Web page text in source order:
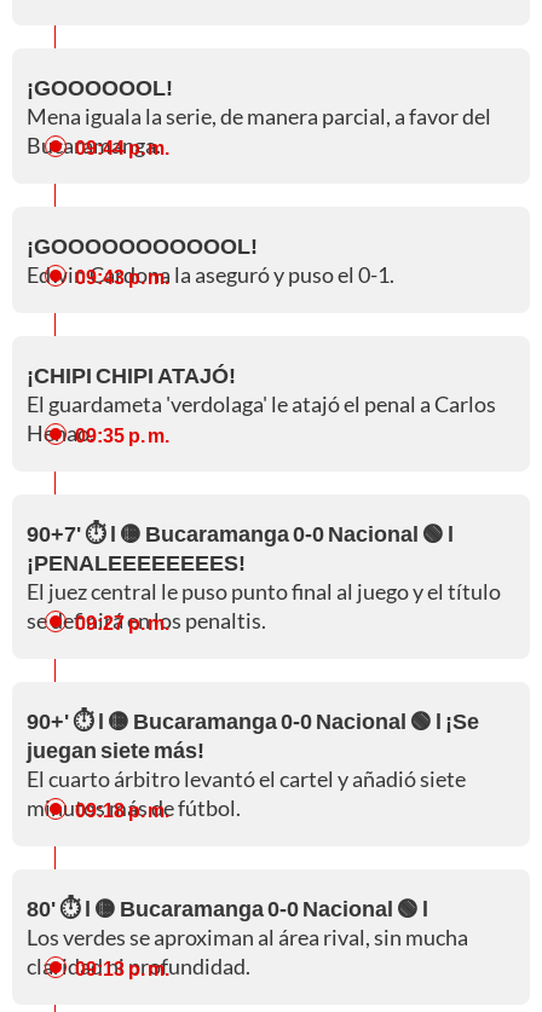
¡GOOOOOOL!
Mena iguala la serie, de manera parcial, a favor del
Bucaramanga.
09:44 p. m.
¡GOOOOOOOOOOOL!
Edwin Cardona la aseguró y puso el 0-1.
09:43 p. m.
¡CHIPI CHIPI ATAJÓ!
El guardameta 'verdolaga' le atajó el penal a Carlos
Henao.09:35 p. m.
90+7' ⏱️ l 🟡 Bucaramanga 0-0 Nacional 🟢 l
¡PENALEEEEEEEES!
El juez central le puso punto final al juego y el título
se definirá en los penaltis.
09:27 p. m.
90+' ⏱️ l 🟡 Bucaramanga 0-0 Nacional 🟢 l ¡Se
juegan siete más!
El cuarto árbitro levantó el cartel y añadió siete
minutos más de fútbol.
09:18 p. m.
80' ⏱️ l 🟡 Bucaramanga 0-0 Nacional 🟢 l
Los verdes se aproximan al área rival, sin mucha
claridad ni profundidad.
09:13 p. m.